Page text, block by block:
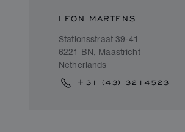
LEON MARTENS
Stationsstraat 39-41
6221 BN, Maastricht
Netherlands
+31 (43) 3214523